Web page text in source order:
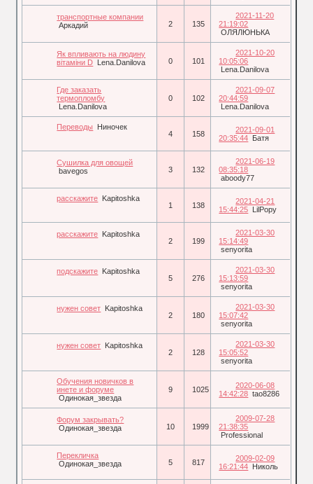
транспортные компании
Аркадий
2 135
2021-11-20
21:19:02
ОЛЯЛЮНЬКА
Як впливають на людину
вітаміни D Lena.Danilova 0 101
2021-10-20
10:05:06
Lena.Danilova
Где заказать
термопломбу
Lena.Danilova
0 102
2021-09-07
20:44:59
Lena.Danilova
Переводы
Ниночек
4
158
2021-09-01
20:35:44 Батя
Сушилка для овощей
bavegos
3 132
2021-06-19
08:35:18
aboody77
расскажите Kapitoshka
1
138
2021-04-21
15:44:25 LilPopy
расскажите Kapitoshka
2
199
2021-03-30
15:14:49
senyorita
подскажите Kapitoshka
5
276
2021-03-30
15:13:59
senyorita
нужен совет Kapitoshka
2
180
2021-03-30
15:07:42
senyorita
нужен совет Kapitoshka
2
128
2021-03-30
15:05:52
senyorita
Обучения новичков в
инете и форуме
Одинокая_звезда
9 1025
2020-06-08
14:42:28 tao8286
Форум закрывать?
Одинокая_звезда
10 1999
2009-07-28
21:38:35
Professional
Перекличка
Одинокая_звезда
5 817
2009-02-09
16:21:44 Николь